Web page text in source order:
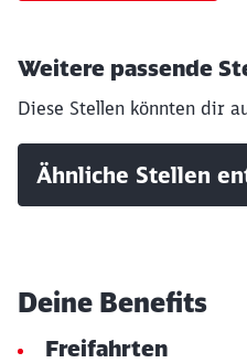
Weitere passende
Diese Stellen könnten dir
Ähnliche Stellen
Deine Benefits
Freifahrten
werden?